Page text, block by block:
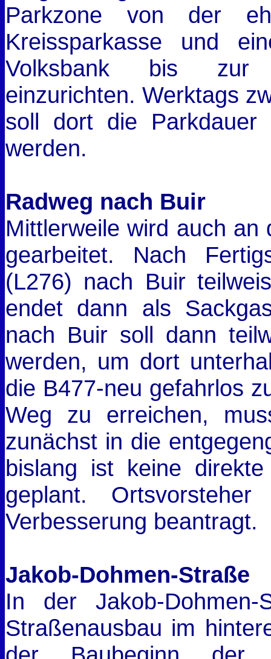
Parkzone von der
Kreissparkasse und
Volksbank bis zur
einzurichten. Werktags
soll dort die Parkdauer
werden.
Radweg nach Buir
Mittlerweile wird auch an
gearbeitet. Nach
(L276) nach Buir
endet dann als
nach Buir soll dann
werden, um dort
die B477-neu gefahrlos
Weg zu erreichen,
zunächst in die
bislang ist keine
geplant.
Verbesserung beantragt.
Jakob-Dohmen-Straße
In der Jakob-
Straßenausbau im